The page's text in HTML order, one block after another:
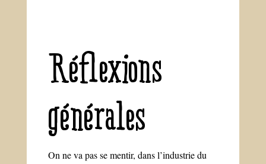
Réflexions
générales
On ne va pas se mentir, dans l’industrie du